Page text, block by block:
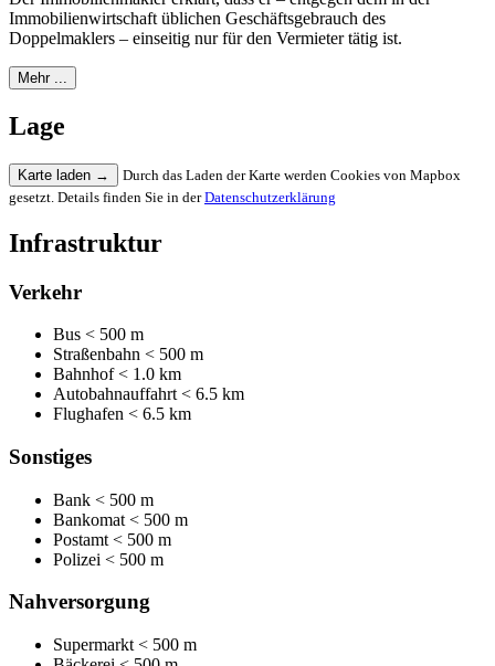
Immobilienwirtschaft üblichen Geschäftsgebrauch des
Doppelmaklers – einseitig nur für den Vermieter tätig ist.
Mehr ...
Lage
Karte laden →
Durch das Laden der Karte werden Cookies von Mapbox
gesetzt. Details finden Sie in derDatenschutzerklärung
Infrastruktur
Verkehr
Bus < 500 m
Straßenbahn < 500 m
Bahnhof< 1.0 km
Autobahnauffahrt < 6.5 km
Flughafen < 6.5 km
Sonstiges
Bank < 500 m
Bankomat < 500 m
Postamt < 500 m
Polizei < 500 m
Nahversorgung
Supermarkt < 500 m